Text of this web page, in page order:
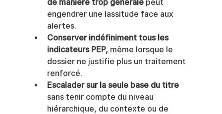
de manière trop générale peut
engendrer une lassitude face aux
alertes.
Conserver indéfiniment tous les
indicateurs PEP, même lorsque le
dossier ne justifie plus un traitement
renforcé.
Escalader sur la seule base du titre
sans tenir compte du niveau
hiérarchique, du contexte ou de